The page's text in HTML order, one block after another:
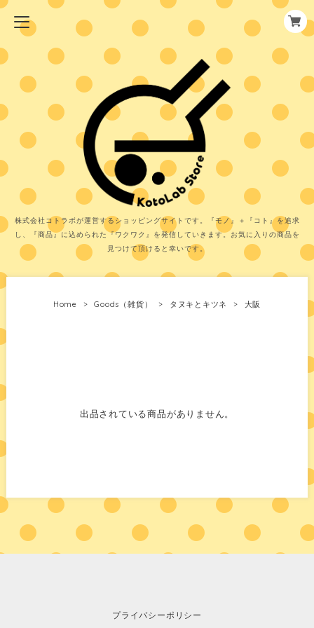
株式会社コトラボが運営するショッピングサイトです。『モノ』＋『コト』を追求
し、『商品』に込められた『ワクワク』を発信していきます。お気に入りの商品を
見つけて頂けると幸いです。
Home Goods（雑貨） タヌキとキツネ 大阪
出品されている商品がありません。
プライバシーポリシー